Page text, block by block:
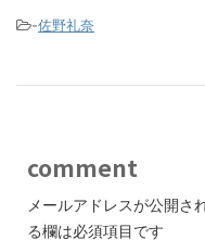
-佐野礼奈
comment
メールアドレスが公開さ
る欄は必須項目です